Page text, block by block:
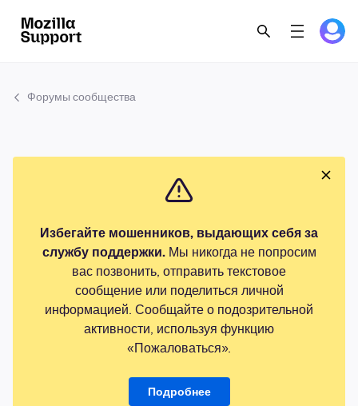
Форумы сообщества
Избегайте мошенников, выдающих себя за
службу поддержки.Мы никогда не попросим
вас позвонить, отправить текстовое
сообщение или поделиться личной
информацией. Сообщайте о подозрительной
активности, используя функцию
«Пожаловаться».
Подробнее